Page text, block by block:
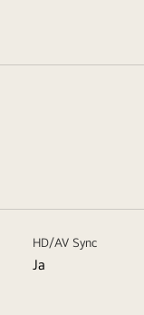
HD/AV Sync
Ja